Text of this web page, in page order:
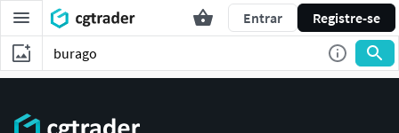
Entrar Registre-se